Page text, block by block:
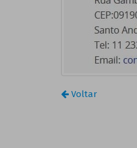
Voltar